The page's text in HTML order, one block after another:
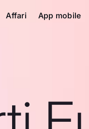
Affari App mobile